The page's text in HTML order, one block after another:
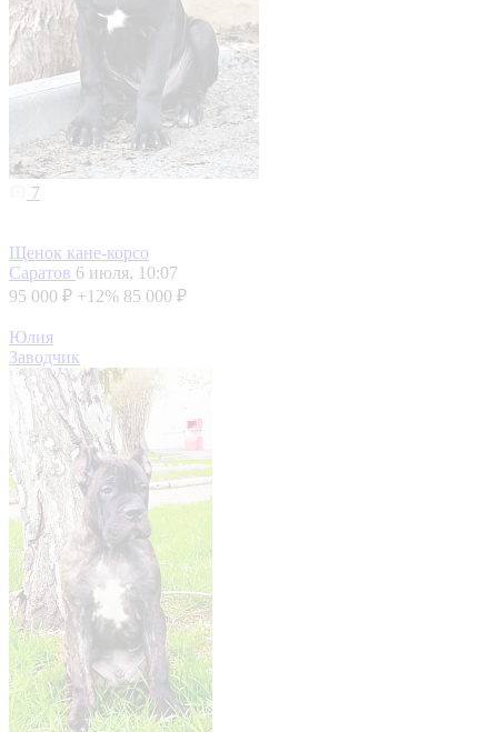
7
Щенок кане-корсо
Саратов 6 июля, 10:07
95 000 ₽ +12% 85 000 ₽
Юлия
Заводчик